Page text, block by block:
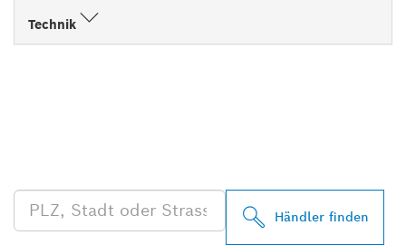
Technik
Händler finden